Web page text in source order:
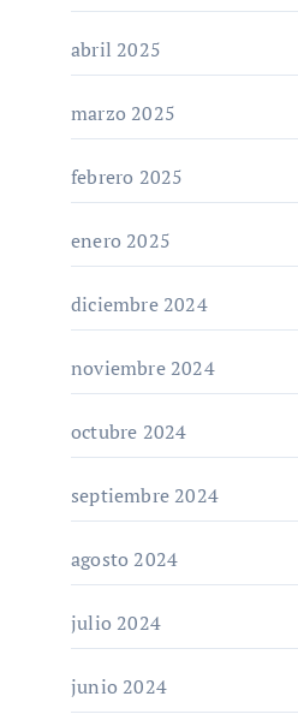
abril 2025
marzo 2025
febrero 2025
enero 2025
diciembre 2024
noviembre 2024
octubre 2024
septiembre 2024
agosto 2024
julio 2024
junio 2024